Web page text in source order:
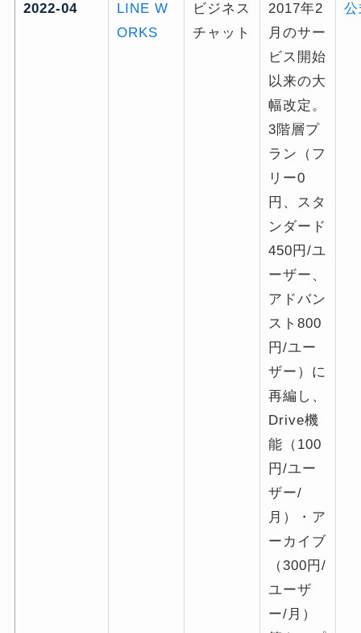
2022-04
LINE W
ORKS
ビジネス
チャット
2017年2
月のサー
ビス開始
以来の大
幅改定。
3階層プ
ラン（フ
リー0
円、スタ
ンダード
450円/ユ
ーザー、
アドバン
スト800
円/ユー
ザー）に
再編し、
Drive機
能（100
円/ユー
ザー/
月）・ア
ーカイブ
（300円/
ユーザ
ー/月）